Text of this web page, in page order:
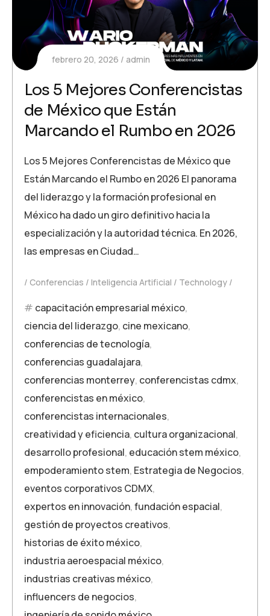
febrero 20, 2026 admin
Los 5 Mejores Conferencistas
de México que Están
Marcando el Rumbo en 2026
Los 5 Mejores Conferencistas de México que
Están Marcando el Rumbo en 2026 El panorama
del liderazgo y la formación profesional en
México ha dado un giro definitivo hacia la
especialización y la autoridad técnica. En 2026,
las empresas en Ciudad…
Conferencias Inteligencia Artificial Technology
capacitación empresarial méxico,
ciencia del liderazgo, cine mexicano,
conferencias de tecnología,
conferencias guadalajara,
conferencias monterrey, conferencistas cdmx,
conferencistas en méxico,
conferencistas internacionales,
creatividad y eficiencia, cultura organizacional,
desarrollo profesional, educación stem méxico,
empoderamiento stem, Estrategia de Negocios,
eventos corporativos CDMX,
expertos en innovación,fundación espacial,
gestión de proyectos creativos,
historias de éxito méxico,
industria aeroespacial méxico,
industrias creativas méxico,
influencers de negocios,